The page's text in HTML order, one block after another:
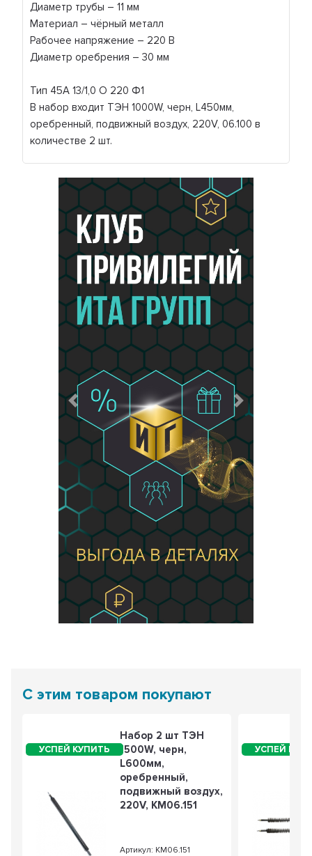
Диаметр трубы – 11 мм
Материал – чёрный металл
Рабочее напряжение – 220 В
Диаметр оребрения – 30 мм
Тип 45А 13/1,0 О 220 Ф1
В набор входит ТЭН 1000W, черн, L450мм,
оребренный, подвижный воздух, 220V, 06.100 в
количестве 2 шт.
Предыдущий Следующий
С этим товаром покупают
Набор 2 шт ТЭН
1500W, черн,
L600мм,
оребренный,
подвижный воздух,
220V, KM06.151
Артикул: KM06.151